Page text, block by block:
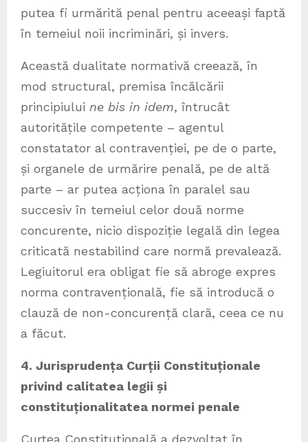
putea fi urmărită penal pentru aceeași faptă
în temeiul noii incriminări, și invers.
Această dualitate normativă creează, în
mod structural, premisa încălcării
principiului ne bis in idem, întrucât
autoritățile competente – agentul
constatator al contravenției, pe de o parte,
și organele de urmărire penală, pe de altă
parte – ar putea acționa în paralel sau
succesiv în temeiul celor două norme
concurente, nicio dispoziție legală din legea
criticată nestabilind care normă prevalează.
Legiuitorul era obligat fie să abroge expres
norma contravențională, fie să introducă o
clauză de non-concurență clară, ceea ce nu
a făcut.
4. Jurisprudența Curții Constituționale
privind calitatea legii și
constituționalitatea normei penale
Curtea Constituțională a dezvoltat în